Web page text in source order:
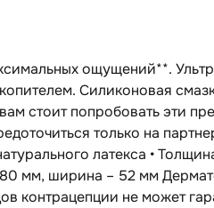
ощущений**.
Силиконовая
стоит попробовать эти
только на
латекса •
мм, ширина – 52 мм
контрацепции не может